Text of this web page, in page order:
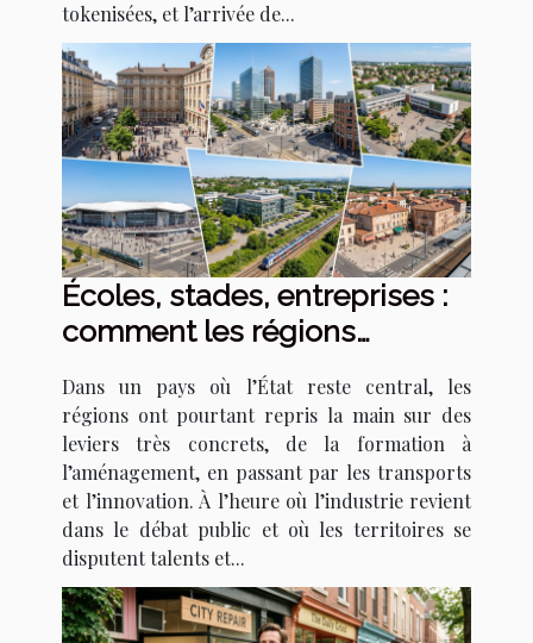
tokenisées, et l’arrivée de...
Écoles, stades, entreprises :
comment les régions
dessinent le tissu
économique français
Dans un pays où l’État reste central, les
régions ont pourtant repris la main sur des
leviers très concrets, de la formation à
l’aménagement, en passant par les transports
et l’innovation. À l’heure où l’industrie revient
dans le débat public et où les territoires se
disputent talents et...